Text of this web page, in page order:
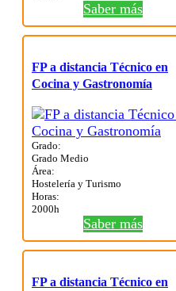
Saber más
FP a distancia Técnico en
Cocina y Gastronomía
Grado:
Grado Medio
Área:
Hostelería y Turismo
Horas:
2000h
Saber más
FP a distancia Técnico en